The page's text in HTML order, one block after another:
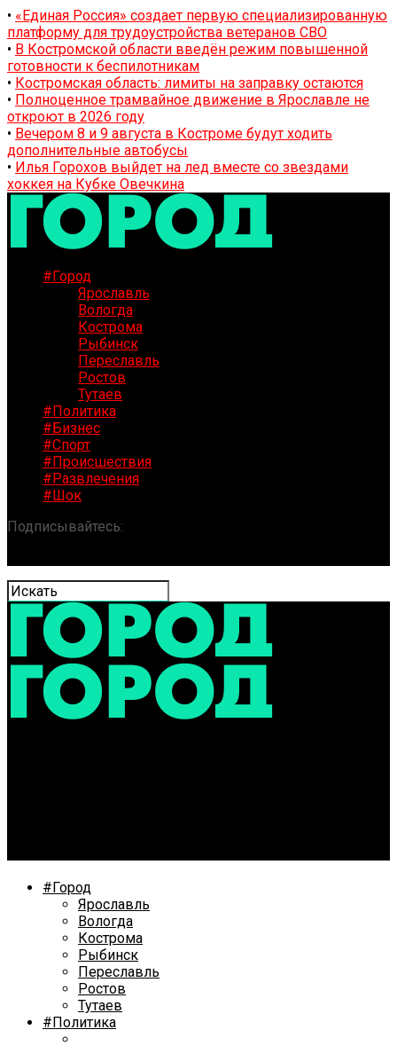
• «Единая Россия» создает первую специализированную
платформу для трудоустройства ветеранов СВО
• В Костромской области введён режим повышенной
готовности к беспилотникам
• Костромская область: лимиты на заправку остаются
• Полноценное трамвайное движение в Ярославле не
откроют в 2026 году
• Вечером 8 и 9 августа в Костроме будут ходить
дополнительные автобусы
• Илья Горохов выйдет на лед вместе со звездами
хоккея на Кубке Овечкина
#Город
Ярославль
Вологда
Кострома
Рыбинск
Переславль
Ростов
Тутаев
#Политика
#Бизнес
#Спорт
#Происшествия
#Развлечения
#Шок
Подписывайтесь:
#Город
Ярославль
Вологда
Кострома
Рыбинск
Переславль
Ростов
Тутаев
#Политика